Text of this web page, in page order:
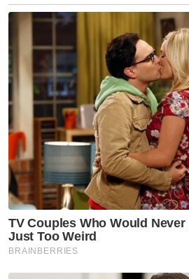
Mohd Khairi berkata, wanita
mencuri beg tangan isteri
mengandungi wang tunai
sebelum beredar
Katanya, kes disiasat bawah
Kanun Keseksaan.
Beliau turut meminta orang
mempunyai maklumat